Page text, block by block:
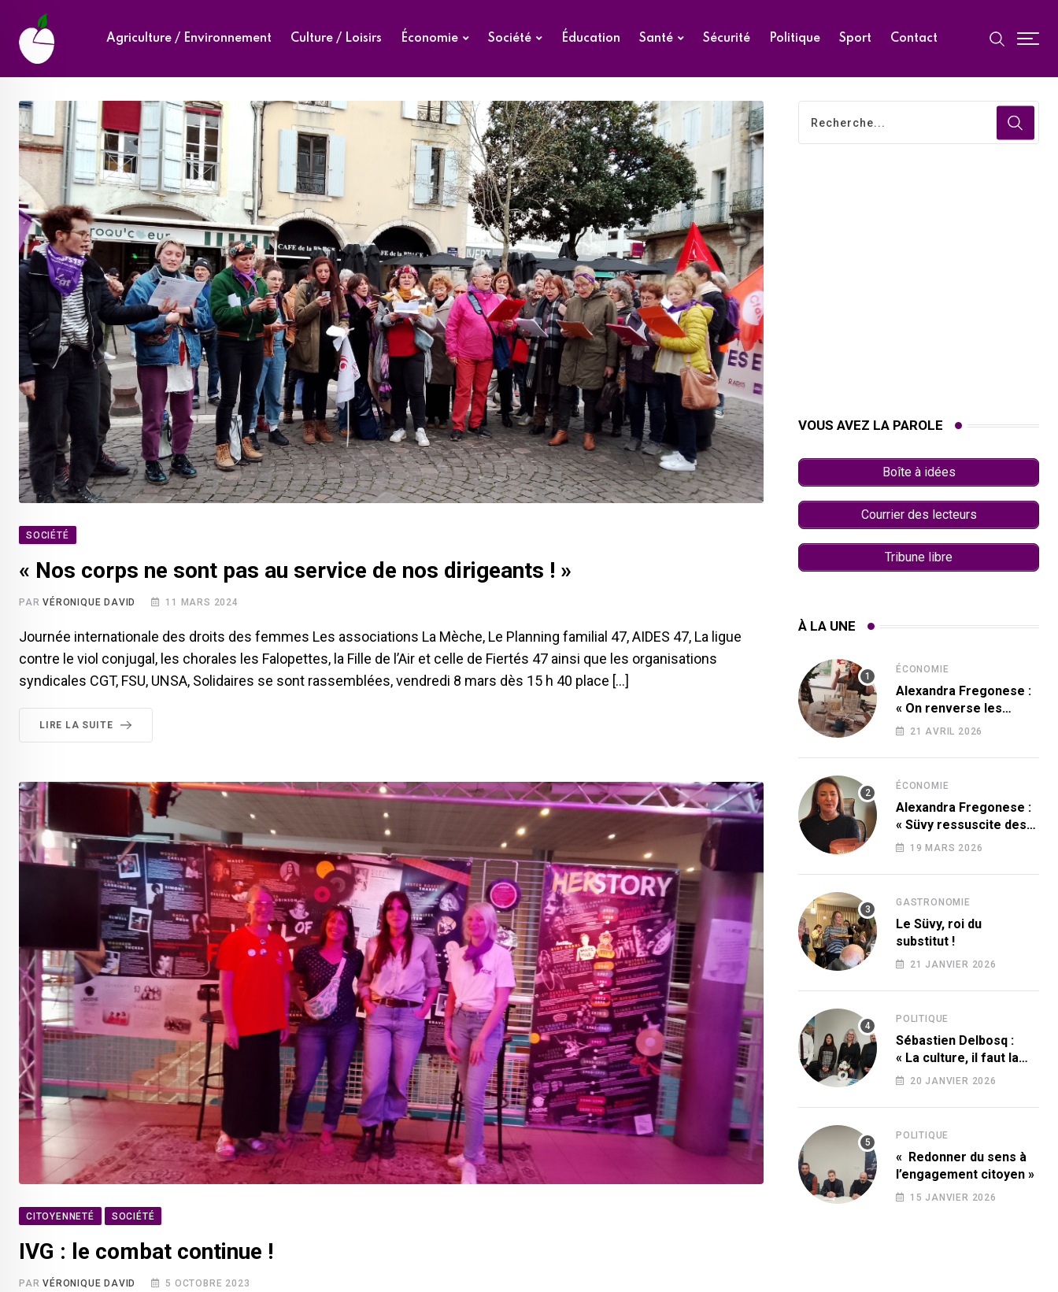
content
Agriculture / Environnement Culture / Loisirs Économie Société Éducation Santé Sécurité Politique Sport Contact
SOCIÉTÉ
« Nos corps ne sont pas au service de nos dirigeants ! »
PARVÉRONIQUE DAVID 11 MARS 2024
Journée internationale des droits des femmes Les associations La Mèche, Le Planning familial 47, AIDES 47, La ligue
contre le viol conjugal, les chorales les Falopettes, la Fille de l’Air et celle de Fiertés 47 ainsi que les organisations
syndicales CGT, FSU, UNSA, Solidaires se sont rassemblées, vendredi 8 mars dès 15 h 40 place […]
LIRE LA SUITE
CITOYENNETÉ SOCIÉTÉ
IVG : le combat continue !
PARVÉRONIQUE DAVID 5 OCTOBRE 2023
VOUS AVEZ LA PAROLE
Boîte à idées
Courrier des lecteurs
Tribune libre
À LA UNE
ÉCONOMIE
Alexandra Fregonese :
« On renverse les
codes » !
21 AVRIL 2026
ÉCONOMIE
Alexandra Fregonese :
« Süvy ressuscite des
produits condamnés
19 MARS 2026
GASTRONOMIE
Le Süvy, roi du
substitut !
21 JANVIER 2026
POLITIQUE
Sébastien Delbosq :
« La culture, il faut la
conquérir ! »
20 JANVIER 2026
POLITIQUE
« Redonner du sens à
l’engagement citoyen »
15 JANVIER 2026